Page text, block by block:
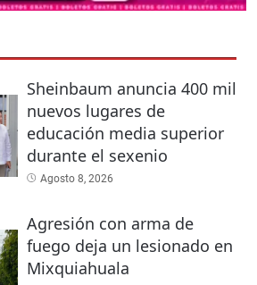
Sheinbaum anuncia 400 mil
nuevos lugares de
educación media superior
durante el sexenio
Agosto 8, 2026
Agresión con arma de
fuego deja un lesionado en
Mixquiahuala